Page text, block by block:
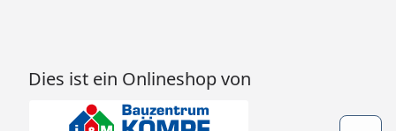
Dies ist ein Onlineshop von